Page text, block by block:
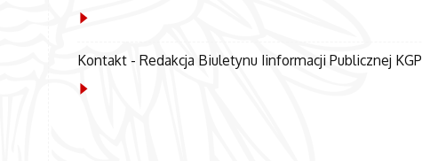
Kontakt - Redakcja Biuletynu Iinformacji Publicznej KGP